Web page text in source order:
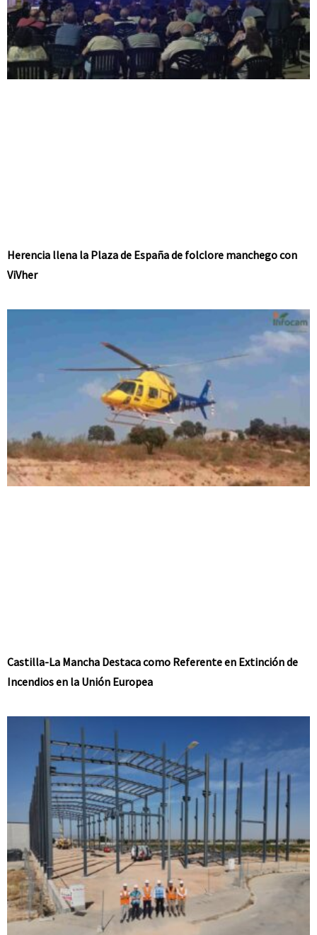
Herencia llena la Plaza de España de folclore manchego con
ViVher
Castilla-La Mancha Destaca como Referente en Extinción de
Incendios en la Unión Europea